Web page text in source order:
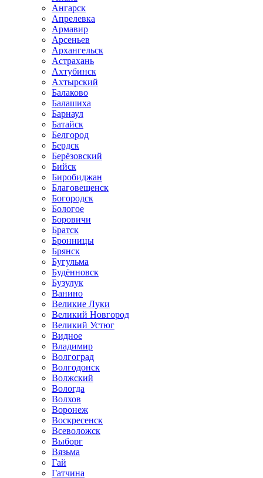
Ангарск
Апрелевка
Армавир
Арсеньев
Архангельск
Астрахань
Ахтубинск
Ахтырский
Балаково
Балашиха
Барнаул
Батайск
Белгород
Бердск
Берёзовский
Бийск
Биробиджан
Благовещенск
Богородск
Бологое
Боровичи
Братск
Бронницы
Брянск
Бугульма
Будённовск
Бузулук
Ванино
Великие Луки
Великий Новгород
Великий Устюг
Видное
Владимир
Волгоград
Волгодонск
Волжский
Вологда
Волхов
Воронеж
Воскресенск
Всеволожск
Выборг
Вязьма
Гай
Гатчина